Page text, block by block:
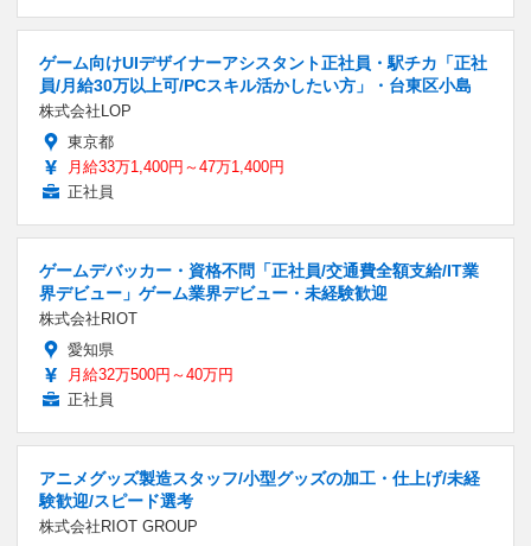
ゲーム向けUIデザイナーアシスタント正社員・駅チカ「正社
員/月給30万以上可/PCスキル活かしたい方」・台東区小島
株式会社LOP
東京都
月給33万1,400円～47万1,400円
正社員
ゲームデバッカー・資格不問「正社員/交通費全額支給/IT業
界デビュー」ゲーム業界デビュー・未経験歓迎
株式会社RIOT
愛知県
月給32万500円～40万円
正社員
アニメグッズ製造スタッフ/小型グッズの加工・仕上げ/未経
験歓迎/スピード選考
株式会社RIOT GROUP